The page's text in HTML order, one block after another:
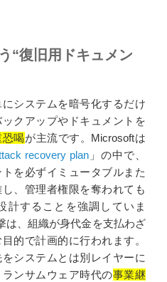
“復旧用ドキュメン
システムを暗号化するだけ
クアップやドキュメントを
喝が主流です。Microsoftは
recovery plan 」の中で、
を必ずイミュータブルまた
、管理者権限を奪われても
計することを強調していま
は、組織が身代金を支払わざ
的で計画的に行われます。
システムとは別レイヤーに
ンサムウェア時代の事業継